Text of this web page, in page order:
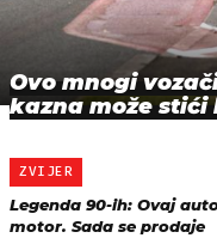
Ovo mnogi
kazna može stići
ZVIJER
Legenda 90-ih: Ovaj
motor. Sada se prodaje